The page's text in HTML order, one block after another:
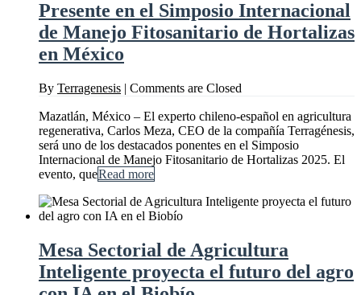
Presente en el Simposio Internacional
de Manejo Fitosanitario de Hortalizas
en México
By Terragenesis | Comments are Closed
Mazatlán, México – El experto chileno-español en agricultura
regenerativa, Carlos Meza, CEO de la compañía Terragénesis,
será uno de los destacados ponentes en el Simposio
Internacional de Manejo Fitosanitario de Hortalizas 2025. El
evento, queRead more
Mesa Sectorial de Agricultura
Inteligente proyecta el futuro del agro